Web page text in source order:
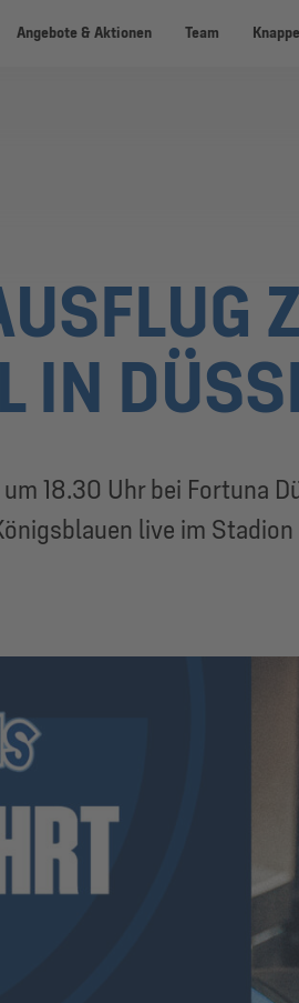
Angebote & Aktionen Team
IN
18.30 Uhr bei Fortuna
live im